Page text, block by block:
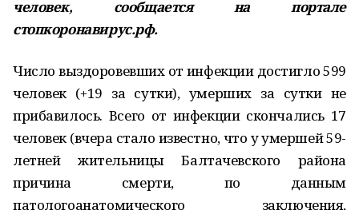
человек, сообщается на портале
стопкоронавирус.рф.
Число выздоровевших от инфекции достигло 599
человек (+19 за сутки), умерших за сутки не
прибавилось. Всего от инфекции скончались 17
человек (вчера стало известно, что у умершей 59-
летней жительницы Балтачевского района
причина смерти, по данным
патологоанатомического заключения,